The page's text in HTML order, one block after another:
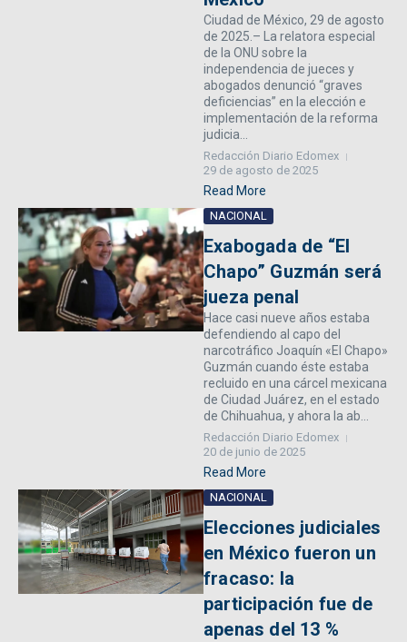
Ciudad de México, 29 de agosto
de 2025.– La relatora especial
de la ONU sobre la
independencia de jueces y
abogados denunció “graves
deficiencias” en la elección e
implementación de la reforma
judicia...
Redacción Diario Edomex
29 de agosto de 2025
Read More
NACIONAL
Exabogada de “El
Chapo” Guzmán será
jueza penal
Hace casi nueve años estaba
defendiendo al capo del
narcotráfico Joaquín «El Chapo»
Guzmán cuando éste estaba
recluido en una cárcel mexicana
de Ciudad Juárez, en el estado
de Chihuahua, y ahora la ab...
Redacción Diario Edomex
20 de junio de 2025
Read More
NACIONAL
Elecciones judiciales
en México fueron un
fracaso: la
participación fue de
apenas del 13 %